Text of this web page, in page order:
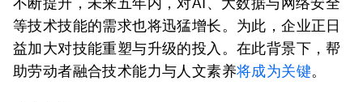
等技术技能的需求也将迅猛增长。为此，企业正日
益加大对技能重塑与升级的投入。在此背景下，帮
助劳动者融合技术能力与人文素养将成为关键。